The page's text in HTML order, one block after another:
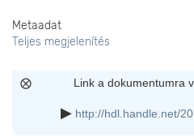
Metaadat
Teljes megjelenítés
Link a dokumentumra
http://hdl.handle.net/